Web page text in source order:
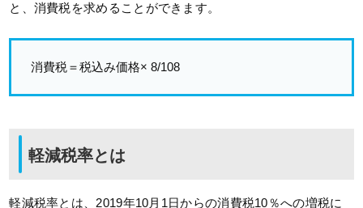
と、消費税を求めることができます。
消費税＝税込み価格× 8/108
軽減税率とは
軽減税率とは、2019年10月1日からの消費税10％への増税に